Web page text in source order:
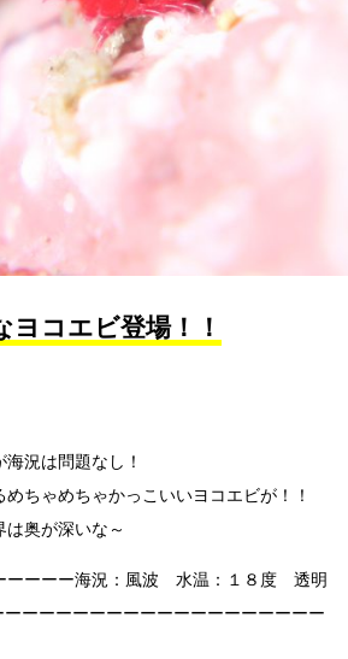
ヨコエビ登場！！
況は問題なし！
ちゃめちゃかっこいいヨコエビが！！
は奥が深いな～
ーーーー海況：風波 水温：１８度 透明
ーーーーーーーーーーーーーーーーーー